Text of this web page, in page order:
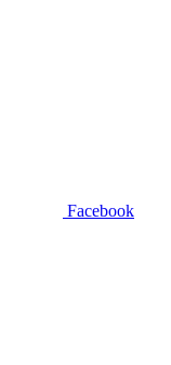
Facebook